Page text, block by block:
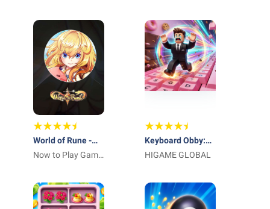
World of Rune -
Fantasy MMORPG
Now to Play Game
España
Keyboard Obby:
ASMR Speed Run
HIGAME GLOBAL